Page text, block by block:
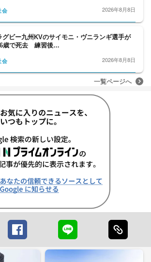
会 2026年8月8日
グビー九州KVのサイモニ・ヴニランギ選手が
歳で死去 練習後…
会 2026年8月8日
一覧ページへ